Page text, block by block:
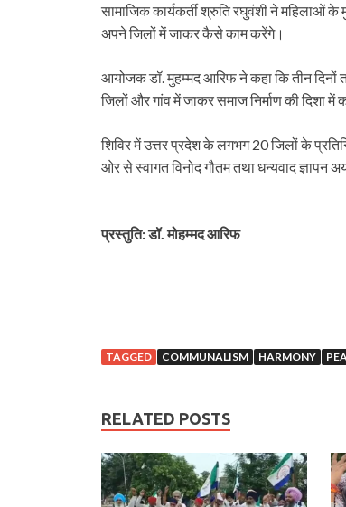
सामाजिक कार्यकर्ती श्रुति रघुवंशी ने महिलाओं के
अपने जिलों में जाकर कैसे काम करेंगे।
आयोजक डॉ. मुहम्मद आरिफ ने कहा कि तीन दिनों
जिलों और गांव में जाकर समाज निर्माण की दिशा में
शिविर में उत्तर प्रदेश के लगभग 20 जिलों के
ओर से स्वागत विनोद गौतम तथा धन्यवाद ज्ञापन
प्रस्‍तुति: डॉ. मोहम्मद आरिफ
TAGGED COMMUNALISM HARMONY
RELATED POSTS